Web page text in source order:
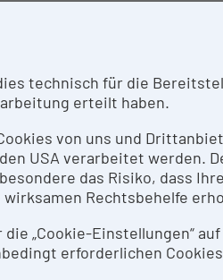
into quantum systems in
technisch für die
erteilt haben.
von uns und
USA verarbeitet werden.
das Risiko, dass
Rechtsbehelfe
„Cookie-Einstellungen“
erforderlichen